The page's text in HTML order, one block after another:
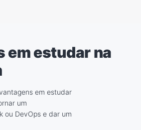
em estudar na
em estudar
um
ou DevOps e dar um